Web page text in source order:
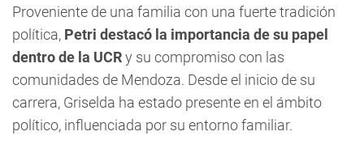
Proveniente de una familia con una fuerte tradición
política, Petri destacó la importancia de su papel
dentro de la UCRy su compromiso con las
comunidades de Mendoza. Desde el inicio de su
carrera, Griselda ha estado presente en el ámbito
político, influenciada por su entorno familiar.